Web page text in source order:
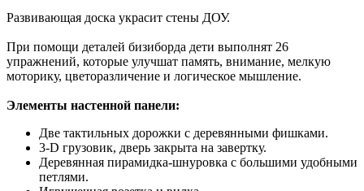
Развивающая доска украсит стены ДОУ.
При помощи деталей бизиборда дети выполнят 26
упражнений, которые улучшат память, внимание, мелкую
моторику, цветоразличение и логическое мышление.
Элементы настенной панели:
Две тактильных дорожки с деревянными фишками.
3-D грузовик, дверь закрыта на завертку.
Деревянная пирамидка-шнуровка с большими удобными
петлями.